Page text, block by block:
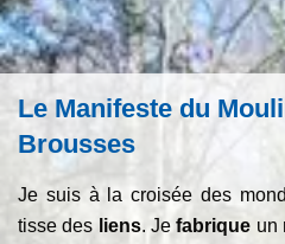
Le Manifeste du
Brousses
Je suis à la croisée des
tisse des liens. Jefabrique un